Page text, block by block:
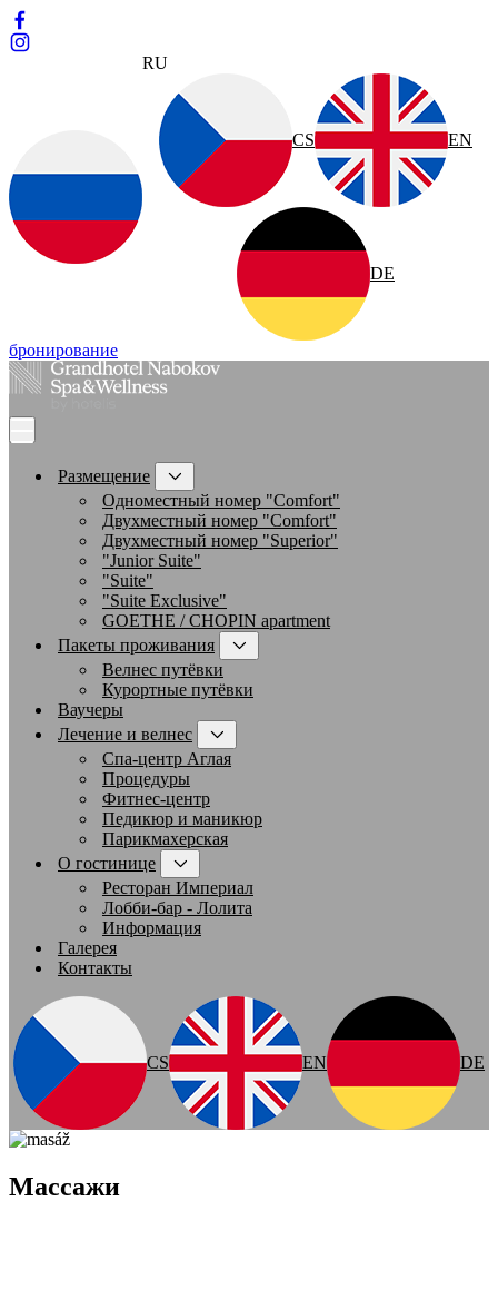
RU
CS EN
DE
бронирование
Размещение
Одноместный номер "Comfort"
Двухместный номер "Comfort"
Двухместный номер "Superior"
"Junior Suite"
"Suite"
"Suite Exclusive"
GOETHE / CHOPIN apartment
Пакеты проживания
Велнес путёвки
Курортные путёвки
Ваучеры
Лечение и велнес
Спа-центр Аглая
Процедуры
Фитнес-центр
Педикюр и маникюр
Парикмахерская
О гостинице
Ресторан Империал
Лобби-бар - Лолита
Информация
Галерея
Контакты
CS EN DE
Массажи